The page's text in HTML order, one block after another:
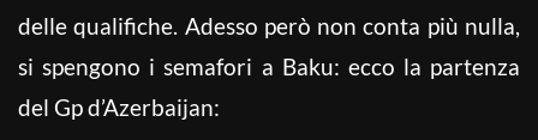
delle qualifiche. Adesso però non conta più nulla,
si spengono i semafori a Baku: ecco la partenza
del Gp d’Azerbaijan: